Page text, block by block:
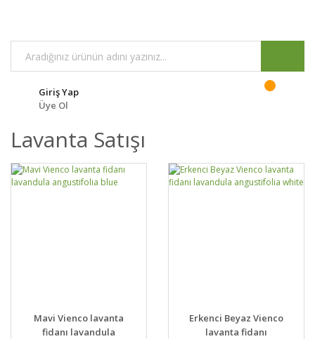
Giriş Yap
Üye Ol
Lavanta Satışı
DETAYLAR
VER
Mavi Vienco lavanta
fidanı lavandula
DETAYLAR
VER
Erkenci Beyaz Vienco
lavanta fidanı